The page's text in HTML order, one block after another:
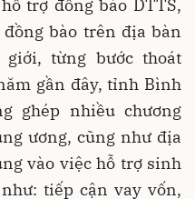
trợ đồng bào DTTS,
bào trên địa bàn
từng bước thoát
gần đây, tỉnh Bình
ghép nhiều chương
ương, cũng như địa
vào việc hỗ trợ sinh
tiếp cận vay vốn,